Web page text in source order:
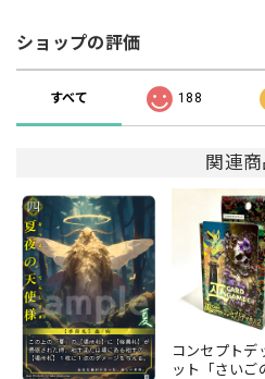
ショップの評価
すべて 188
関連商
コンセプトデ
ット「さいご